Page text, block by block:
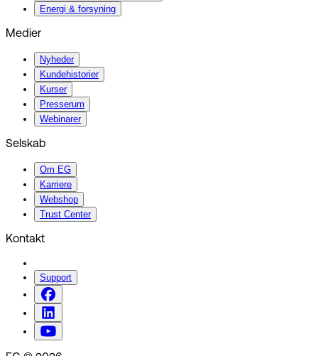
Energi & forsyning
Medier
Nyheder
Kundehistorier
Kurser
Presserum
Webinarer
Selskab
Om EG
Karriere
Webshop
Trust Center
Kontakt
Support